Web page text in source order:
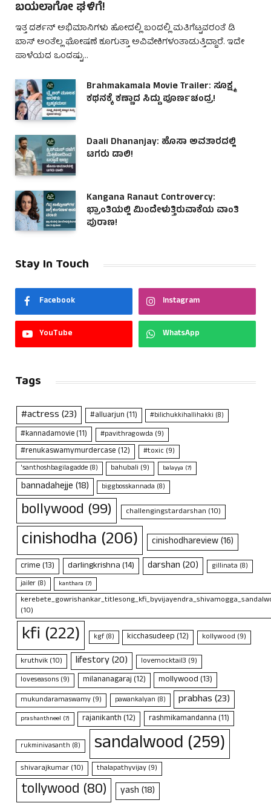
ಬಯಲಾಗೋ ಘಳಿಗೆ!
ಇತ್ತ ದರ್ಶನ್ ಅಭಿಮಾನಿಗಳು ಹೋದಲ್ಲಿ ಬಂದಲ್ಲಿ ಮತಿಗೆಟ್ಟವರಂತೆ ಡಿ
ಬಾಸ್ ಅಂತೆಲ್ಲ ಘೋಷಣೆ ಕೂಗುತ್ತಾ ಅವಿವೇಕಿಗಳಂತಾಡುತ್ತಿದ್ದಾರೆ. ಇದೇ
ಪಾಳೆಯದ ಒಂದಷ್ಟು…
Brahmakamala Movie Trailer: ಸೂಕ್ಷ್ಮ
ಕಥನಕ್ಕೆ ಕಣ್ಣಾದ ಸಿದ್ದು ಪೂರ್ಣಚಂದ್ರ!
Daali Dhananjay: ಹೊಸಾ ಅವತಾರದಲ್ಲಿ
ಟಗರು ಡಾಲಿ!
Kangana Ranaut Controvercy:
ಭ್ರಾಂತಿಯಲ್ಲಿ ಮಿಂದೇಳುತ್ತಿರುವಾಕೆಯ ವಾಂತಿ
ಪುರಾಣ!
Stay In Touch
Facebook Instagram
YouTube WhatsApp
Tags
#actress(23) #alluarjun(11) #bilichukkihallihakki (8)
#kannadamovie(11) #pavithragowda (9)
#renukaswamymurdercase(12) #toxic(9)
'santhoshbagilagadde (8) bahubali (9) balayya (7)
bannadahejje(18) biggbosskannada (8)
bollywood (99) challengingstardarshan (10)
cinishodha (206) cinishodhareview(16)
crime(13) darlingkrishna(14) darshan(20) gillinata (8)
jailer (8) kanthara (7)
(10)
kfi (222) kgf(8) kicchasudeep(12) kollywood (9)
kruthvik(10) lifestory(20) lovemocktail3 (9)
loveseasons (9) milananagaraj(12) mollywood(13)
mukundaramaswamy (9) pawankalyan (8) prabhas(23)
prashanthneel (7) rajanikanth(12) rashmikamandanna(11)
rukminivasanth (8) sandalwood (259)
shivarajkumar(10) thalapathyvijay(9)
tollywood (80) yash(18)